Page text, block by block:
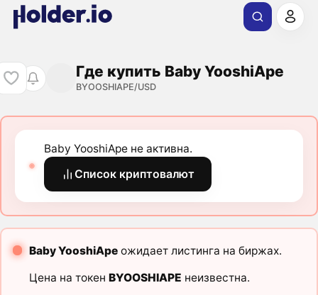
Где купить Baby YooshiApe
BYOOSHIAPE/USD
Baby YooshiApe не активна.
Список криптовалют
Baby YooshiApeожидает листинга на биржах.
Цена на токен BYOOSHIAPE неизвестна.